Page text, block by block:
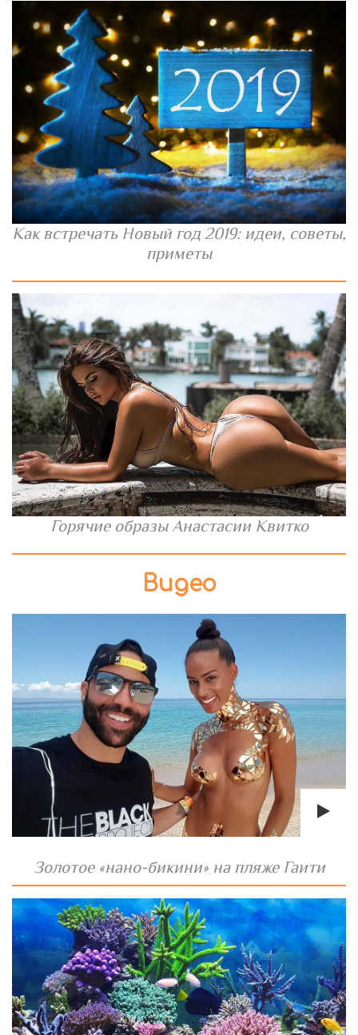
Как встречать Новый год 2019: идеи, советы,
приметы
Горячие образы Анастасии Квитко
Видео
Золотое «нано-бикини» на пляже Гаити